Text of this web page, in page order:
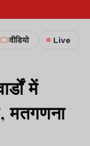
वीडियो Live
में
मतगणना